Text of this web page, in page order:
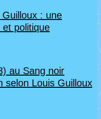
: une
politique
au Sang noir
selon Louis Guilloux